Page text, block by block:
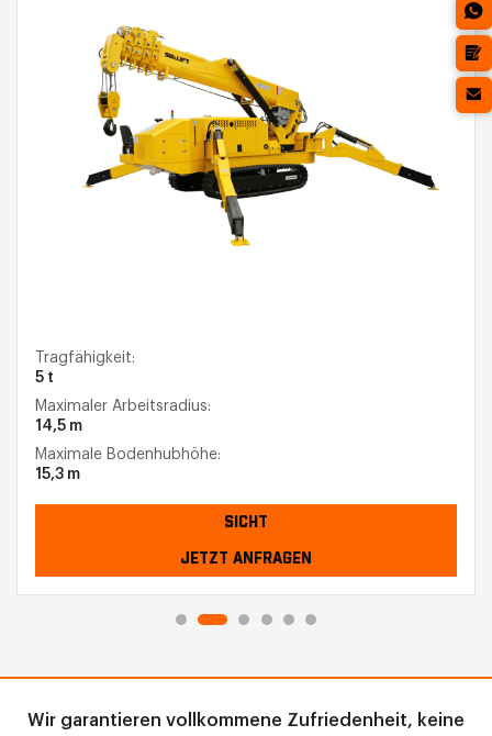
Tragfähigkeit:
5 t
Maximaler Arbeitsradius:
14,5 m
Maximale Bodenhubhöhe:
15,3 m
SICHT
JETZT ANFRAGEN
Wir garantieren vollkommene Zufriedenheit, keine